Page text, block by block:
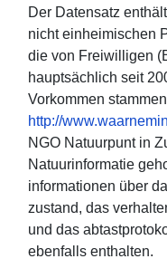
Der Datensatz
nicht einheimischen
die von Freiwilligen
hauptsächlich seit
Vorkommen
http://
NGO Natuurpunt in
Natuurinformatie
informationen über
zustand, das
und das
ebenfalls enthalten.